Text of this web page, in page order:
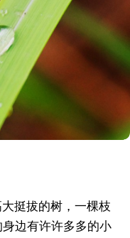
挺拔的树，一棵枝
边有许许多多的小